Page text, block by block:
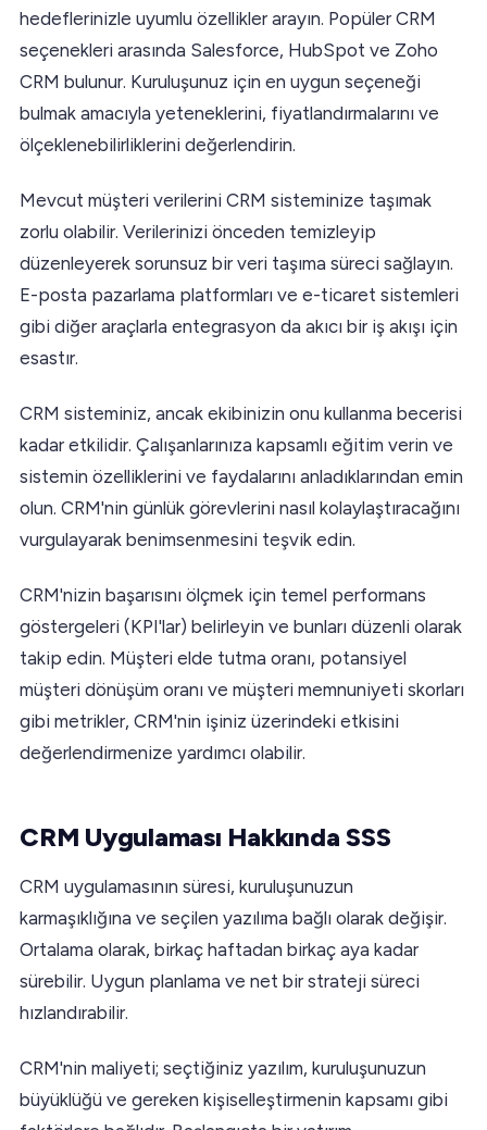
hedeflerinizle uyumlu özellikler arayın. Popüler CRM
seçenekleri arasında Salesforce, HubSpot ve Zoho
CRM bulunur. Kuruluşunuz için en uygun seçeneği
bulmak amacıyla yeteneklerini, fiyatlandırmalarını ve
ölçeklenebilirliklerini değerlendirin.
Mevcut müşteri verilerini CRM sisteminize taşımak
zorlu olabilir. Verilerinizi önceden temizleyip
düzenleyerek sorunsuz bir veri taşıma süreci sağlayın.
E-posta pazarlama platformları ve e-ticaret sistemleri
gibi diğer araçlarla entegrasyon da akıcı bir iş akışı için
esastır.
CRM sisteminiz, ancak ekibinizin onu kullanma becerisi
kadar etkilidir. Çalışanlarınıza kapsamlı eğitim verin ve
sistemin özelliklerini ve faydalarını anladıklarından emin
olun. CRM'nin günlük görevlerini nasıl kolaylaştıracağını
vurgulayarak benimsenmesini teşvik edin.
CRM'nizin başarısını ölçmek için temel performans
göstergeleri (KPI'lar) belirleyin ve bunları düzenli olarak
takip edin. Müşteri elde tutma oranı, potansiyel
müşteri dönüşüm oranı ve müşteri memnuniyeti skorları
gibi metrikler, CRM'nin işiniz üzerindeki etkisini
değerlendirmenize yardımcı olabilir.
CRM Uygulaması Hakkında SSS
CRM uygulamasının süresi, kuruluşunuzun
karmaşıklığına ve seçilen yazılıma bağlı olarak değişir.
Ortalama olarak, birkaç haftadan birkaç aya kadar
sürebilir. Uygun planlama ve net bir strateji süreci
hızlandırabilir.
CRM'nin maliyeti; seçtiğiniz yazılım, kuruluşunuzun
büyüklüğü ve gereken kişiselleştirmenin kapsamı gibi